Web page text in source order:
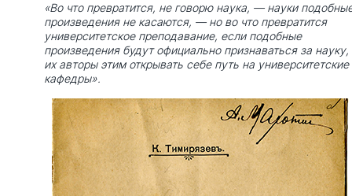
«Во что превратится, не говорю наука, — науки
произведения не касаются, — но во что превратится
университетское преподавание, если подобные
произведения будут официально признаваться за науку,
их авторы этим открывать себе путь на университетские
кафедры».